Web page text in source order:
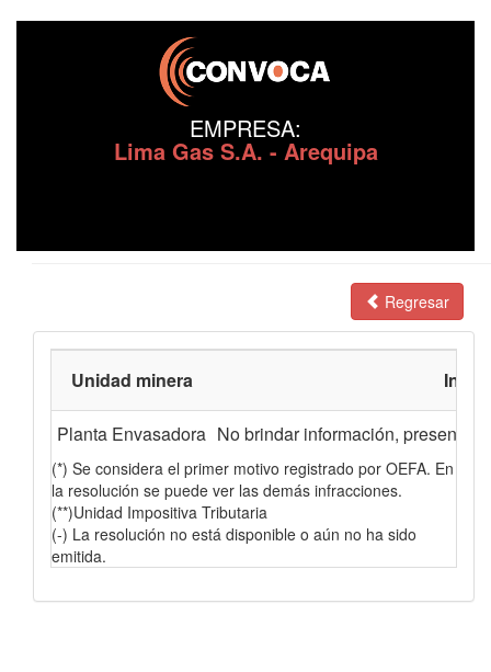
EMPRESA:
Lima Gas S.A. - Arequipa
Regresar
Unidad minera
Planta Envasadora No brindar información, presentar
(*) Se considera el primer motivo registrado por OEFA. En
la resolución se puede ver las demás infracciones.
(**)Unidad Impositiva Tributaria
(-) La resolución no está disponible o aún no ha sido
emitida.